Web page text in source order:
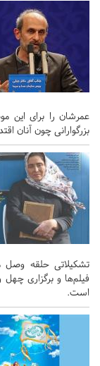
عمرشان را برای این
بزرگوارانی چون آنان
تشکیلاتی حلقه وصل
فیلم‌ها و برگزاری چهل
است.